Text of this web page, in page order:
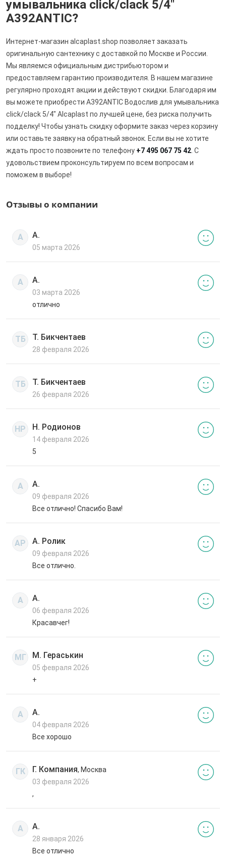
умывальника click/clack 5/4"
A392ANTIC?
Интернет-магазин alcaplast.shop позволяет заказать
оригинальную сантехнику с доставкой по Москве и России.
Мы являемся официальным дистрибьютором и
предоставляем гарантию производителя. В нашем магазине
регулярно проходят акции и действуют скидки. Благодаря им
вы можете приобрести A392ANTIC Водослив для умывальника
click/clack 5/4" Alcaplast по лучшей цене, без риска получить
подделку! Чтобы узнать скидку оформите заказ через корзину
или оставьте заявку на обратный звонок. Если вы не хотите
ждать просто позвоните по телефону +7 495 067 75 42 . С
удовольствием проконсультируем по всем вопросам и
поможем в выборе!
Отзывы о компании
А А.
05 марта 2026
А А.
03 марта 2026
отлично
ТБ Т. Бикчентаев
28 февраля 2026
ТБ Т. Бикчентаев
26 февраля 2026
НР Н. Родионов
14 февраля 2026
5
А А.
09 февраля 2026
Все отлично! Спасибо Вам!
АР А. Ролик
09 февраля 2026
Все отлично.
А А.
06 февраля 2026
Красавчег!
МГ М. Гераськин
05 февраля 2026
+
А А.
04 февраля 2026
Все хорошо
ГК Г. Компания, Москва
03 февраля 2026
,
А А.
28 января 2026
Все отлично